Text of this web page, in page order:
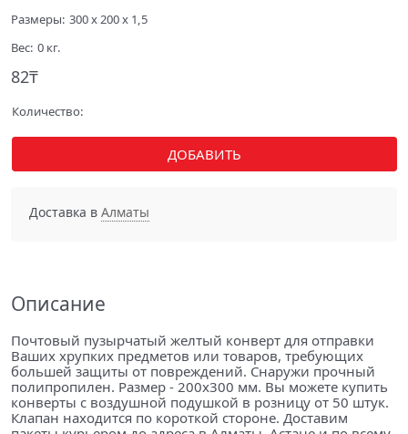
Размеры: 300 x 200 x 1,5
Вес: 0 кг.
82₸
Количество:
ДОБАВИТЬ
Доставка в Алматы
Описание
Почтовый пузырчатый желтый конверт для отправки
Ваших хрупких предметов или товаров, требующих
большей защиты от повреждений. Снаружи прочный
полипропилен. Размер - 200х300 мм. Вы можете купить
конверты с воздушной подушкой в розницу от 50 штук.
Клапан находится по короткой стороне. Доставим